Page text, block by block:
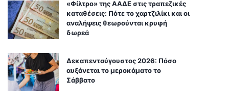
«Φίλτρο» της ΑΑΔΕ στις τραπεζικές
καταθέσεις: Πότε το χαρτζιλίκι και οι
αναλήψεις θεωρούνται κρυφή
δωρεά
Δεκαπενταύγουστος 2026: Πόσο
αυξάνεται το μεροκάματο το
Σάββατο